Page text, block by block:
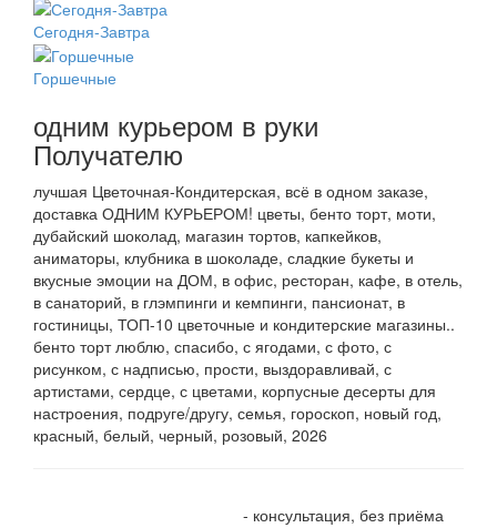
Сегодня-Завтра
Горшечные
одним курьером в руки
Получателю
лучшая Цветочная-Кондитерская, всё в одном заказе,
доставка ОДНИМ КУРЬЕРОМ! цветы, бенто торт, моти,
дубайский шоколад, магазин тортов, капкейков,
аниматоры, клубника в шоколаде, сладкие букеты и
вкусные эмоции на ДОМ, в офис, ресторан, кафе, в отель,
в санаторий, в глэмпинги и кемпинги, пансионат, в
гостиницы, ТОП-10 цветочные и кондитерские магазины..
бенто торт люблю, спасибо, с ягодами, с фото, с
рисунком, с надписью, прости, выздоравливай, с
артистами, сердце, с цветами, корпусные десерты для
настроения, подруге/другу, семья, гороскоп, новый год,
красный, белый, черный, розовый, 2026
- консультация, без приёма